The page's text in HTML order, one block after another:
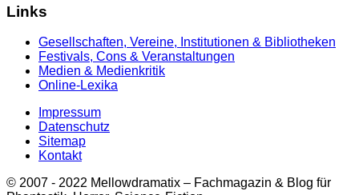
Links
Gesellschaften, Vereine, Institutionen & Bibliotheken
Festivals, Cons & Veranstaltungen
Medien & Medienkritik
Online-Lexika
Impressum
Datenschutz
Sitemap
Kontakt
© 2007 - 2022 Mellowdramatix – Fachmagazin & Blog für